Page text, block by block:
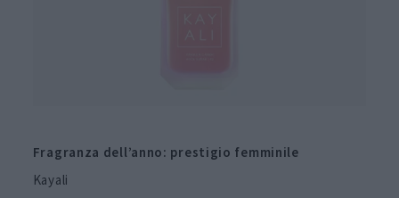
Fragranza dell’anno: prestigio femminile
Kayali